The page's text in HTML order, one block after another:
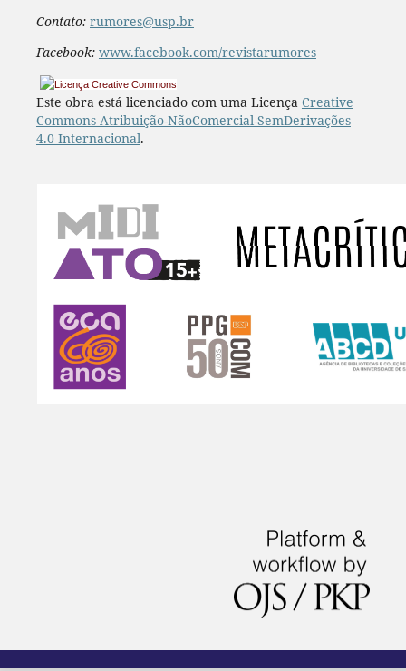
Contato: rumores@usp.br
Facebook: www.facebook.com/revistarumores
Este obra está licenciado com uma Licença Creative
Commons Atribuição-NãoComercial-SemDerivações
4.0 Internacional.